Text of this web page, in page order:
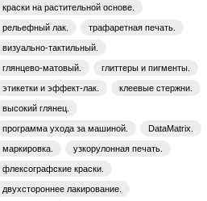
краски на растительной основе.
рельефный лак. трафаретная печать.
визуально-тактильный.
глянцево-матовый. глиттеры и пигменты.
этикетки и эффект-лак. клеевые стержни.
высокий глянец.
программа ухода за машиной. DataMatrix.
маркировка. узкорулонная печать.
флексографские краски.
двухстороннее лакирование.